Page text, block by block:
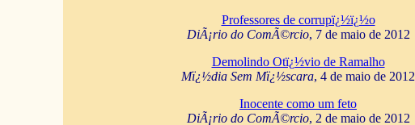
Professores de corrupï¿½ï¿½o
DiÃ¡rio do ComÃ©rcio, 7 de maio de 2012
Demolindo Otï¿½vio de Ramalho
Mï¿½dia Sem Mï¿½scara, 4 de maio de 2012
Inocente como um feto
DiÃ¡rio do ComÃ©rcio, 2 de maio de 2012